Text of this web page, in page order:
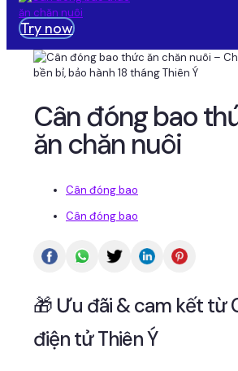
Try now
Cân đóng bao
ăn chăn nuôi
Cân đóng bao
Cân đóng bao
🎁 Ưu đãi & cam kết từ
điện tử Thiên Ý